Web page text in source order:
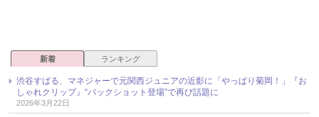
新着 ランキング
渋谷すばる、マネジャーで元関西ジュニアの近影に「やっぱり菊岡！」『お
しゃれクリップ』“バックショット登場”で再び話題に
2026年3月22日